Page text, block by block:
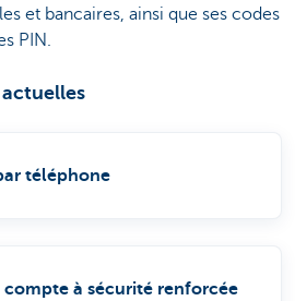
et bancaires, ainsi que ses codes
PIN.
actuelles
téléphone
compte à sécurité renforcée